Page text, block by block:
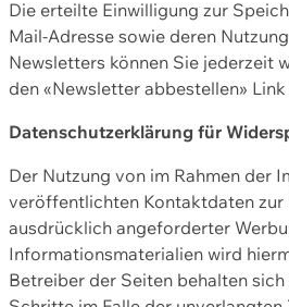
Die erteilte Einwilligung zur
Mail-Adresse sowie deren
Newsletters können Sie jederzeit
den «Newsletter abbestellen»
Datenschutzerklärung für
Der Nutzung von im Rahmen der
veröffentlichten Kontaktdaten zur
ausdrücklich angeforderter
Informationsmaterialien wird
Betreiber der Seiten behalten